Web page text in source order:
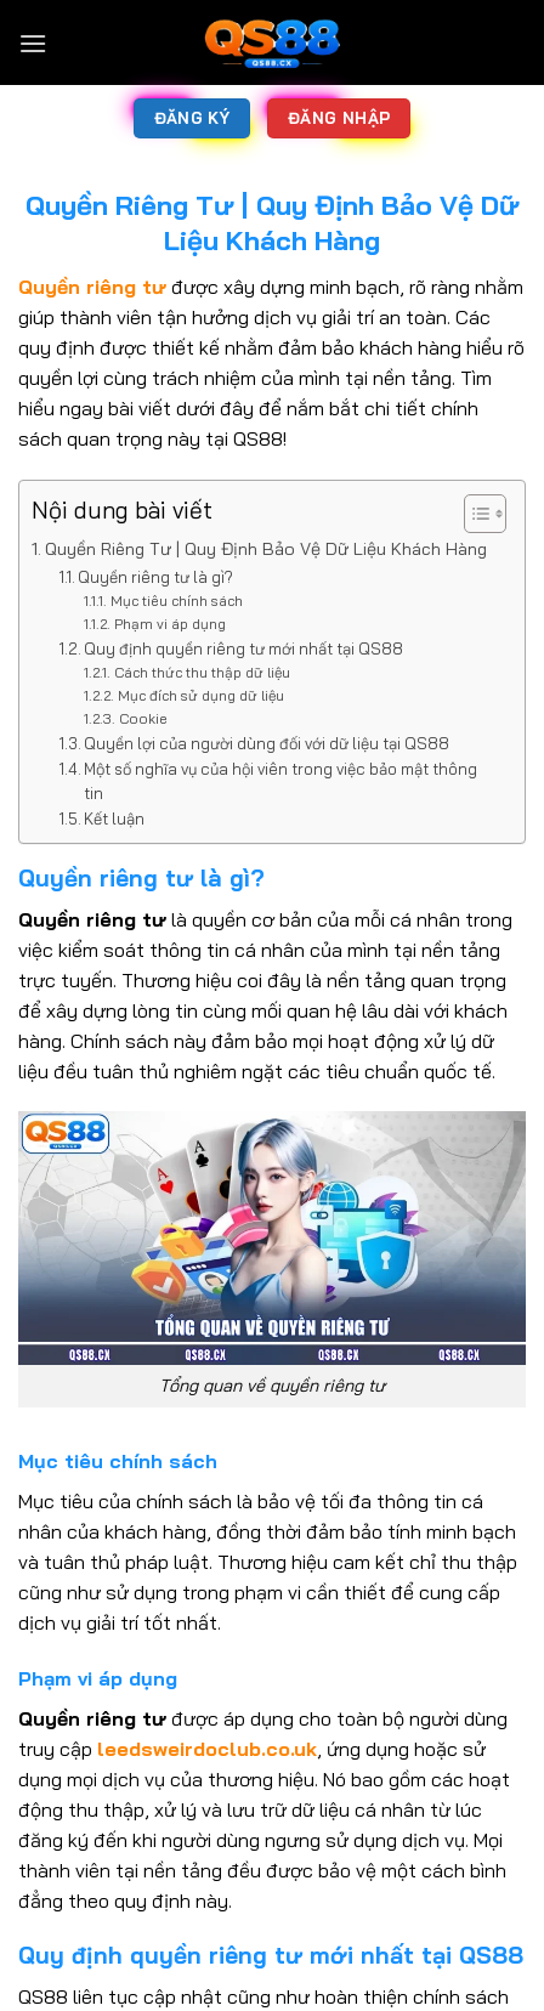
ĐĂNG KÝ ĐĂNG NHẬP
Quyền Riêng Tư | Quy Định Bảo Vệ Dữ
Liệu Khách Hàng
Quyền riêng tư được xây dựng minh bạch, rõ ràng nhằm
giúp thành viên tận hưởng dịch vụ giải trí an toàn. Các
quy định được thiết kế nhằm đảm bảo khách hàng hiểu rõ
quyền lợi cùng trách nhiệm của mình tại nền tảng. Tìm
hiểu ngay bài viết dưới đây để nắm bắt chi tiết chính
sách quan trọng này tại QS88!
Nội dung bài viết
Quyền Riêng Tư | Quy Định Bảo Vệ Dữ Liệu Khách Hàng
Quyền riêng tư là gì?
Mục tiêu chính sách
Phạm vi áp dụng
Quy định quyền riêng tư mới nhất tại QS88
Cách thức thu thập dữ liệu
Mục đích sử dụng dữ liệu
Cookie
Quyền lợi của người dùng đối với dữ liệu tại QS88
Một số nghĩa vụ của hội viên trong việc bảo mật thông
tin
Kết luận
Quyền riêng tư là gì?
Quyền riêng tư là quyền cơ bản của mỗi cá nhân trong
việc kiểm soát thông tin cá nhân của mình tại nền tảng
trực tuyến. Thương hiệu coi đây là nền tảng quan trọng
để xây dựng lòng tin cùng mối quan hệ lâu dài với khách
hàng. Chính sách này đảm bảo mọi hoạt động xử lý dữ
liệu đều tuân thủ nghiêm ngặt các tiêu chuẩn quốc tế.
Tổng quan về quyền riêng tư
Mục tiêu chính sách
Mục tiêu của chính sách là bảo vệ tối đa thông tin cá
nhân của khách hàng, đồng thời đảm bảo tính minh bạch
và tuân thủ pháp luật. Thương hiệu cam kết chỉ thu thập
cũng như sử dụng trong phạm vi cần thiết để cung cấp
dịch vụ giải trí tốt nhất.
Phạm vi áp dụng
Quyền riêng tư được áp dụng cho toàn bộ người dùng
truy cập leedsweirdoclub.co.uk , ứng dụng hoặc sử
dụng mọi dịch vụ của thương hiệu. Nó bao gồm các hoạt
động thu thập, xử lý và lưu trữ dữ liệu cá nhân từ lúc
đăng ký đến khi người dùng ngưng sử dụng dịch vụ. Mọi
thành viên tại nền tảng đều được bảo vệ một cách bình
đẳng theo quy định này.
Quy định quyền riêng tư mới nhất tại QS88
QS88 liên tục cập nhật cũng như hoàn thiện chính sách